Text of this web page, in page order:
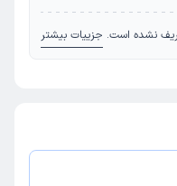
نشده است. جزییات بیشتر